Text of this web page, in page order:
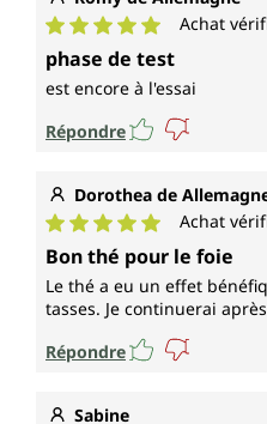
Note moyenne de 5 sur
Achat
phase de test
est encore à l'essai
Répondre
Dorothea de
Note moyenne de 5 sur
Achat
Bon thé pour le foie
Le thé a eu un effet
tasses. Je continuerai
Répondre
Sabine